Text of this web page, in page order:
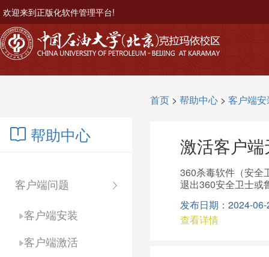
欢迎来到正版化软件管理平台!
帮助中心
客户端问题
客户端安装
客户端激活
首页 > 帮助中心 > 客户端安
激活客户
360杀毒软件（安全
退出360安全卫士或
发布日期：2024-
查看详情